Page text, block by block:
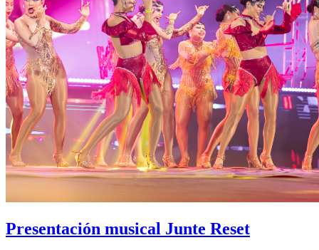
Presentación musical Junte Reset